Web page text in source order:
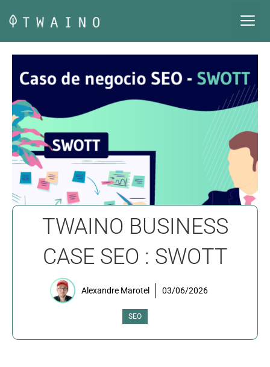
contenido
TWAINO BUSINESS
CASE SEO : SWOTT
Alexandre Marotel 03/06/2026
SEO